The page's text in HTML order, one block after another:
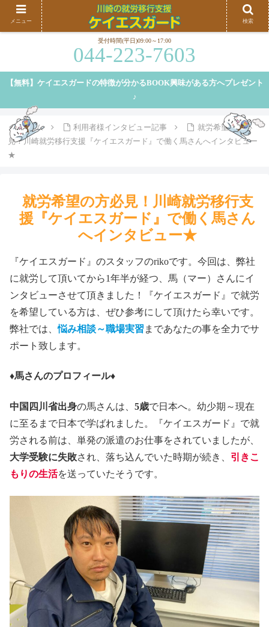
川崎、横浜を中心に就労移行支援を行うケイエスガードです。就労移行支援の特徴や、弊
社の特徴等についてご紹介しております。
受付時間(平日)09:00～17:00
044-223-7603
【無料】ケイエスガードの特徴が分かるBOOK興味がある方へプレゼント
♪
ホーム 利用者様インタビュー記事
就労希望の方必
見！川崎就労移行支援『ケイエスガード』で働く馬さんへインタビュー
★
就労希望の方必見！川崎就労移行支
援『ケイエスガード』で働く馬さん
へインタビュー★
『ケイエスガード』のスタッフのrikoです。今回は、弊社
に就労して頂いてから1年半が経つ、馬（マー）さんにイ
ンタビューさせて頂きました！『ケイエスガード』で就労
を希望している方は、ぜひ参考にして頂けたら幸いです。
弊社では、悩み相談～職場実習 まであなたの事を全力でサ
ポート致します。
♦馬さんのプロフィール♦
中国四川省出身の馬さんは、 5歳で日本へ。幼少期～現在
に至るまで日本で学ばれました。『ケイエスガード』で就
労される前は、単発の派遣のお仕事をされていましたが、
大学受験に失敗され、落ち込んでいた時期が続き、 引きこ
もりの生活を送っていたそうです。
メニュー 検索